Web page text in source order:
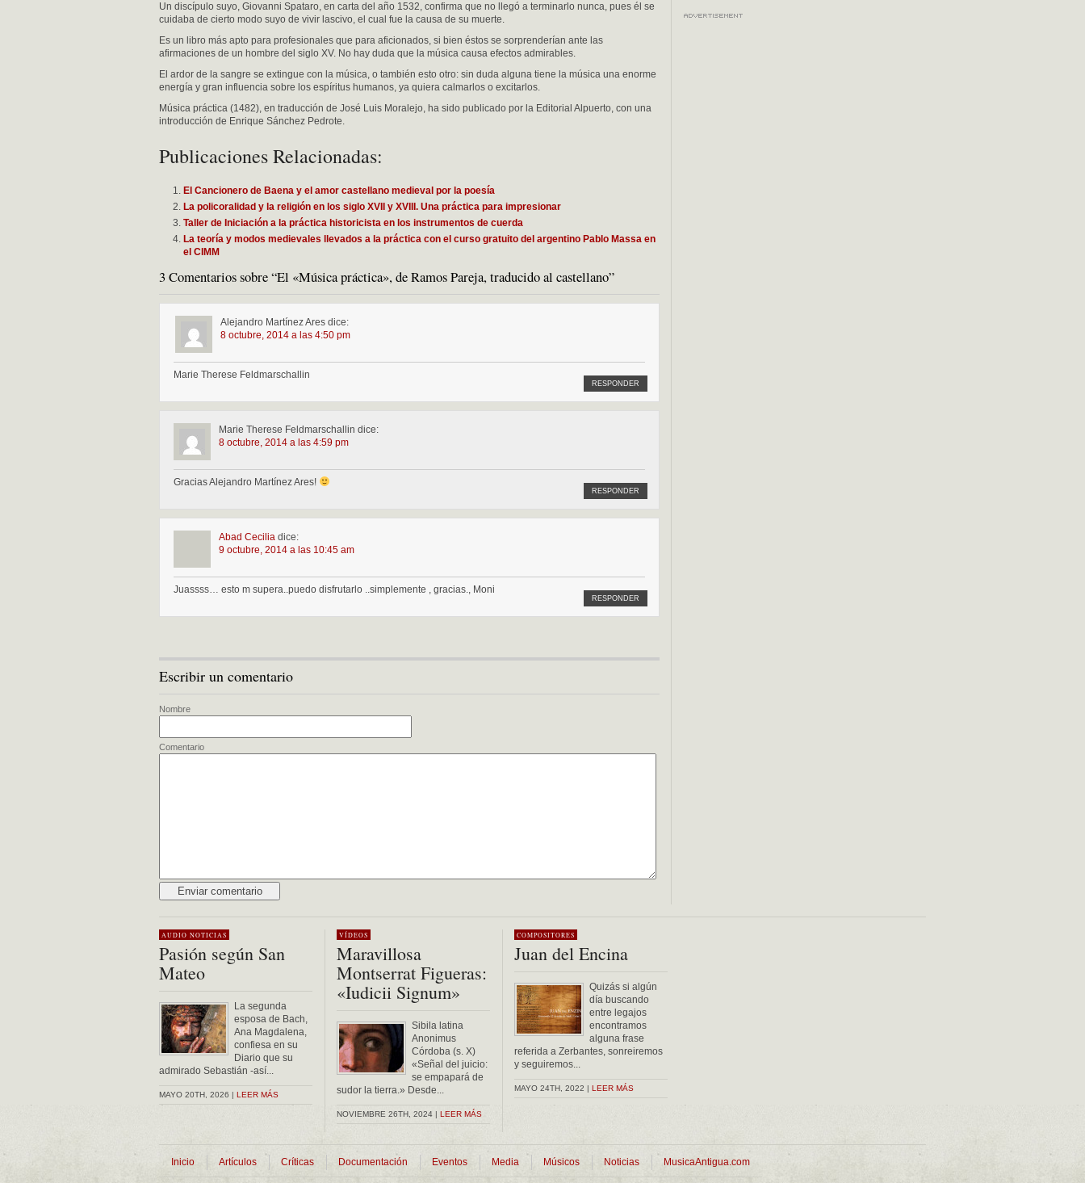
Un discípulo suyo, Giovanni Spataro, en carta del año 1532, confirma que no llegó a terminarlo nunca, pues él se
cuidaba de cierto modo suyo de vivir lascivo, el cual fue la causa de su muerte.
Es un libro más apto para profesionales que para aficionados, si bien éstos se sorprenderían ante las
afirmaciones de un hombre del siglo XV. No hay duda que la música causa efectos admirables.
El ardor de la sangre se extingue con la música, o también esto otro: sin duda alguna tiene la música una enorme
energía y gran influencia sobre los espíritus humanos, ya quiera calmarlos o excitarlos.
Música práctica (1482), en traducción de José Luis Moralejo, ha sido publicado por la Editorial Alpuerto, con una
introducción de Enrique Sánchez Pedrote.
Publicaciones Relacionadas:
El Cancionero de Baena y el amor castellano medieval por la poesía
La policoralidad y la religión en los siglo XVII y XVIII. Una práctica para impresionar
Taller de Iniciación a la práctica historicista en los instrumentos de cuerda
La teoría y modos medievales llevados a la práctica con el curso gratuito del argentino Pablo Massa en
el CIMM
3 Comentarios sobre “El «Música práctica», de Ramos Pareja, traducido al castellano”
Alejandro Martínez Ares dice:
8 octubre, 2014 a las 4:50 pm
Marie Therese Feldmarschallin
RESPONDER
Marie Therese Feldmarschallin dice:
8 octubre, 2014 a las 4:59 pm
Gracias Alejandro Martínez Ares!
RESPONDER
Abad Cecilia dice:
9 octubre, 2014 a las 10:45 am
Juassss… esto m supera..puedo disfrutarlo ..simplemente , gracias., Moni
RESPONDER
Escribir un comentario
Nombre
Comentario
AUDIO NOTICIAS
Pasión según San
Mateo
La segunda
esposa de Bach,
Ana Magdalena,
confiesa en su
Diario que su
admirado Sebastián -así...
MAYO 20TH, 2026 | LEER MÁS
VÍDEOS
Maravillosa
Montserrat Figueras:
«Iudicii Signum»
Sibila latina
Anonimus
Córdoba (s. X)
«Señal del juicio:
se empapará de
sudor la tierra.» Desde...
NOVIEMBRE 26TH, 2024 | LEER MÁS
COMPOSITORES
Juan del Encina
Quizás si algún
día buscando
entre legajos
encontramos
alguna frase
referida a Zerbantes, sonreiremos
y seguiremos...
MAYO 24TH, 2022 | LEER MÁS
Inicio Artículos Críticas Documentación Eventos Media Músicos Noticias MusicaAntigua.com